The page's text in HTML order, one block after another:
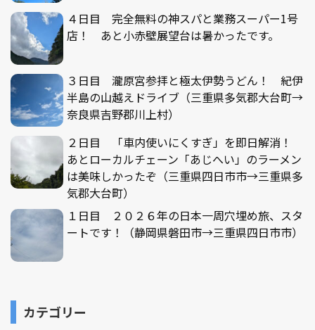
４日目 完全無料の神スパと業務スーパー1号
店！ あと小赤壁展望台は暑かったです。
３日目 瀧原宮参拝と極太伊勢うどん！ 紀伊
半島の山越えドライブ（三重県多気郡大台町→
奈良県吉野郡川上村）
２日目 「車内使いにくすぎ」を即日解消！
あとローカルチェーン「あじへい」のラーメン
は美味しかったぞ（三重県四日市市→三重県多
気郡大台町）
１日目 ２０２６年の日本一周穴埋め旅、スタ
ートです！（静岡県磐田市→三重県四日市市）
カテゴリー